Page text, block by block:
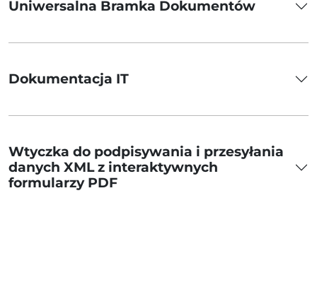
Uniwersalna Bramka Dokumentów
Dokumentacja IT
Wtyczka do podpisywania i przesyłania
danych XML z interaktywnych
formularzy PDF